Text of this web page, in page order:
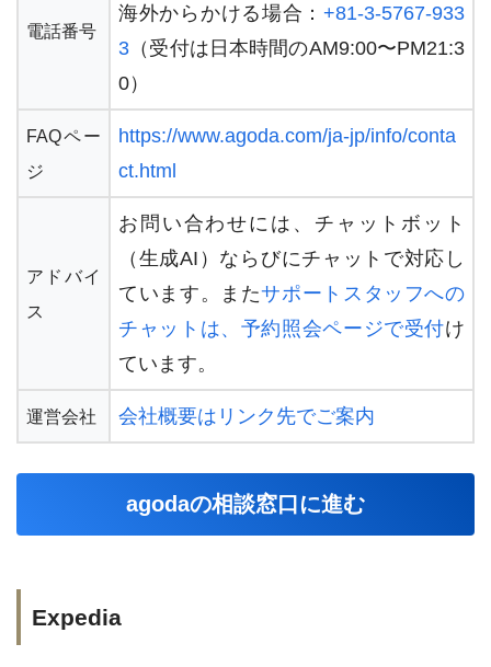
電話番号
海外からかける場合： +81-3-5767-933
3 （受付は日本時間のAM9:00〜PM21:3
0）
FAQペー
ジ
https://www.agoda.com/ja-jp/info/conta
ct.html
アドバイ
ス
お問い合わせには、チャットボット
（生成AI）ならびにチャットで対応し
ています。またサポートスタッフへの
チャットは、予約照会ページで受付け
ています。
運営会社 会社概要はリンク先でご案内
agodaの相談窓口に進む
Expedia